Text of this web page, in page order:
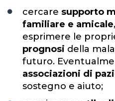
cercare supporto
familiare e amicale
esprimere le
prognosi della
futuro.
associazioni di
sostegno e aiuto;